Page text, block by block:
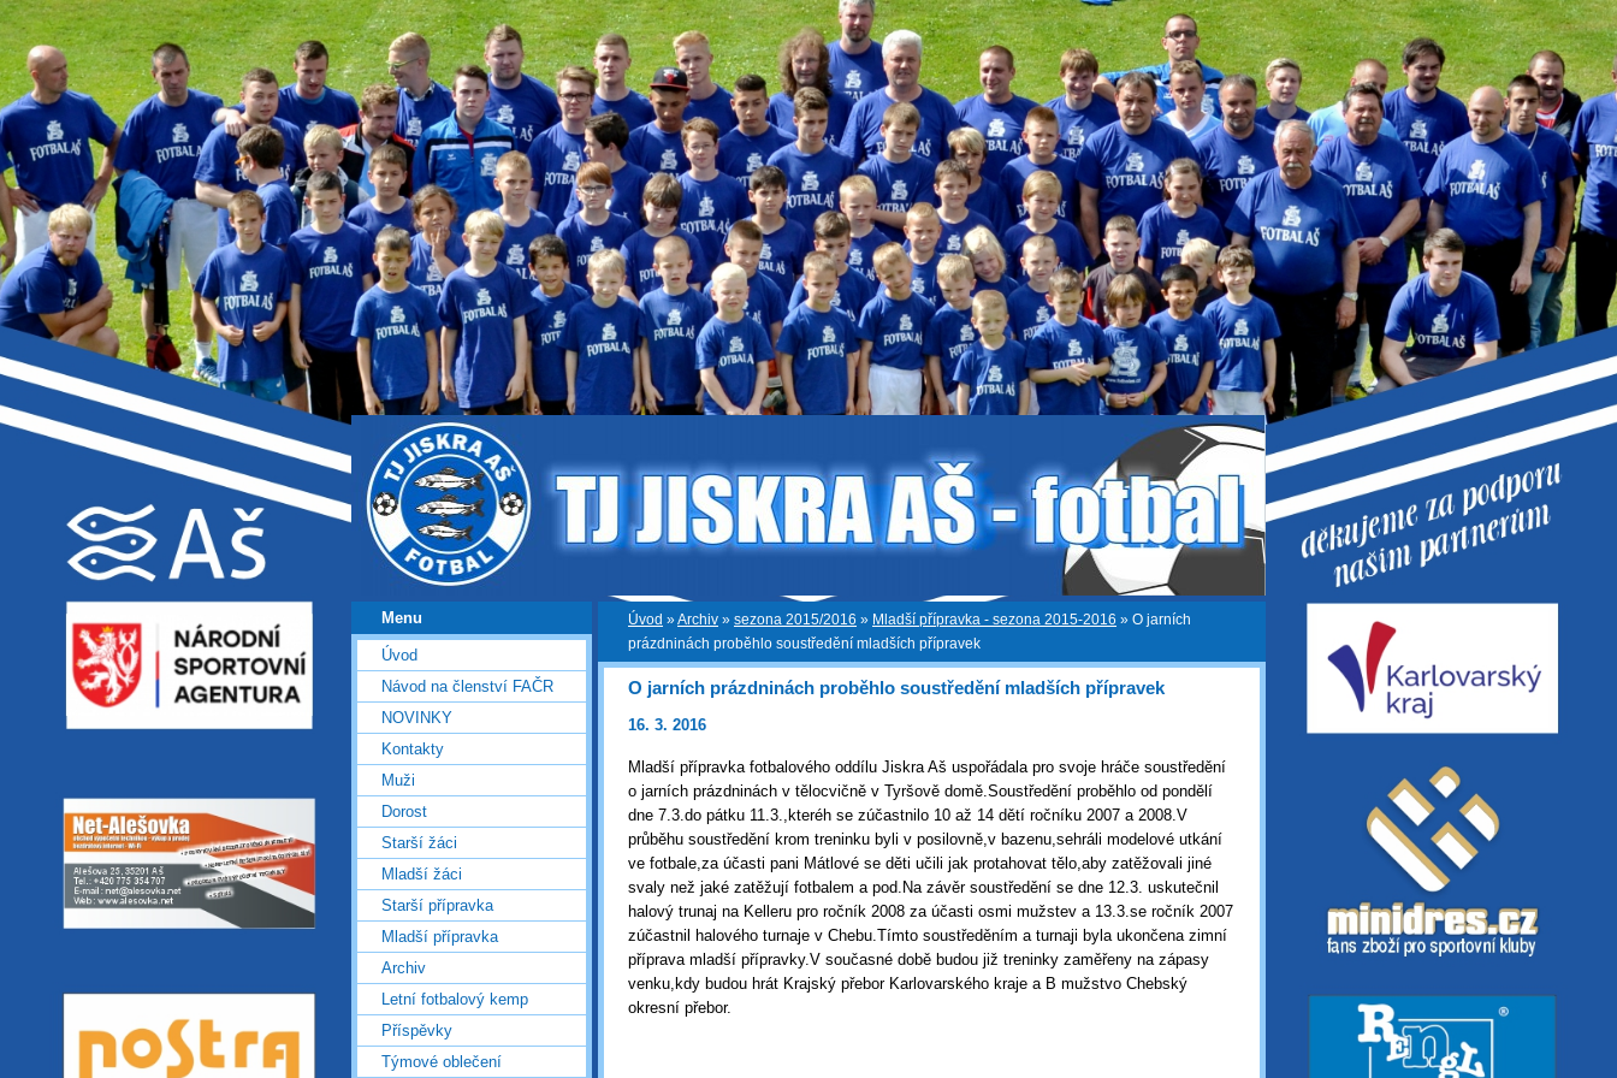
Úvod »Archiv » sezona 2015/2016 » Mladší přípravka - sezona 2015-2016 » O jarních
prázdninách proběhlo soustředění mladších přípravek
O jarních prázdninách proběhlo soustředění mladších přípravek
16. 3. 2016
Mladší přípravka fotbalového oddílu Jiskra Aš uspořádala pro svoje hráče soustředění
o jarních prázdninách v tělocvičně v Tyršově domě.Soustředění proběhlo od pondělí
dne 7.3.do pátku 11.3.,kteréh se zúčastnilo 10 až 14 dětí ročníku 2007 a 2008.V
průběhu soustředění krom treninku byli v posilovně,v bazenu,sehráli modelové utkání
ve fotbale,za účasti pani Mátlové se děti učili jak protahovat tělo,aby zatěžovali jiné
svaly než jaké zatěžují fotbalem a pod.Na závěr soustředění se dne 12.3. uskutečnil
halový trunaj na Kelleru pro ročník 2008 za účasti osmi mužstev a 13.3.se ročník 2007
zúčastnil halového turnaje v Chebu.Tímto soustředěním a turnaji byla ukončena zimní
příprava mladší přípravky.V současné době budou již treninky zaměřeny na zápasy
venku,kdy budou hrát Krajský přebor Karlovarského kraje a B mužstvo Chebský
okresní přebor.
Menu
Úvod
Návod na členství FAČR
NOVINKY
Kontakty
Muži
Dorost
Starší žáci
Mladší žáci
Starší přípravka
Mladší přípravka
Archiv
Letní fotbalový kemp
Příspěvky
Týmové oblečení